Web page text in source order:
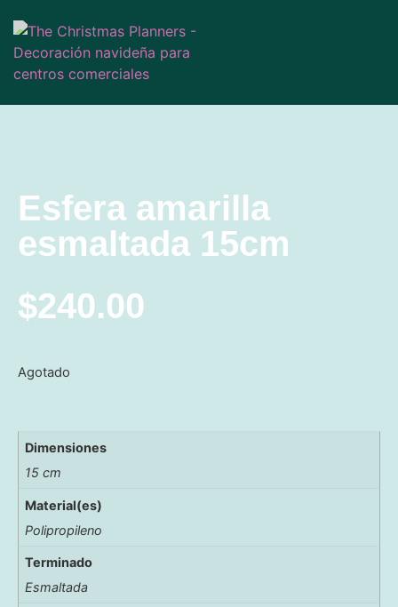
Esfera amarilla
esmaltada 15cm
$240.00
Agotado
Dimensiones
15 cm
Material(es)
Polipropileno
Terminado
Esmaltada